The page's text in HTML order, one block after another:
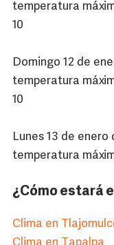
temperatura
10
Domingo 12 de
temperatura
10
Lunes 13 de enero
temperatura
¿Cómo estará
Clima en